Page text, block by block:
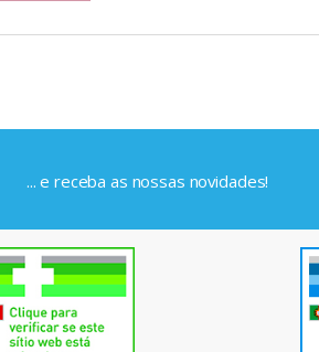
... e receba as nossas novidades!